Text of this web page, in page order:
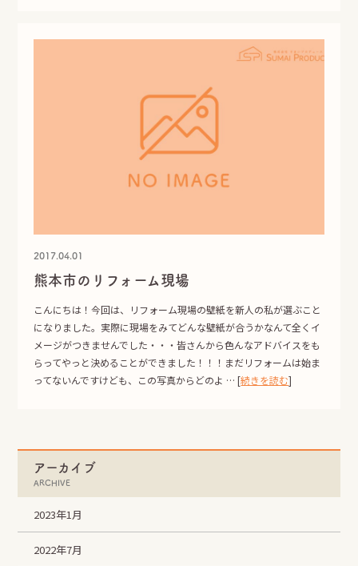
2017.04.01
熊本市のリフォーム現場
こんにちは！今回は、リフォーム現場の壁紙を新人の私が選ぶこと
になりました。実際に現場をみてどんな壁紙が合うかなんて全くイ
メージがつきませんでした・・・皆さんから色んなアドバイスをも
らってやっと決めることができました！！！まだリフォームは始ま
ってないんですけども、この写真からどのよ … [続きを読む]
アーカイブ
ARCHIVE
2023年1月
2022年7月